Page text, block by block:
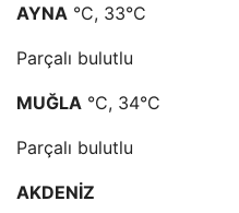
AYNA °C, 33°C
Parçalı bulutlu
MUĞLA °C, 34°C
Parçalı bulutlu
AKDENİZ